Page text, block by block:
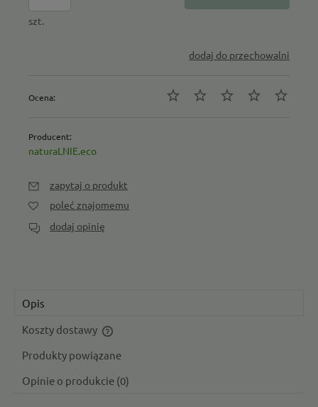
szt.
dodaj do przechowalni
Ocena:
Producent:
naturaLNIE.eco
zapytaj o produkt
poleć znajomemu
dodaj opinię
Opis
Koszty dostawy
Cena nie zawiera ewentualnych kosztów płatności
Produkty powiązane
Opinie o produkcie (0)